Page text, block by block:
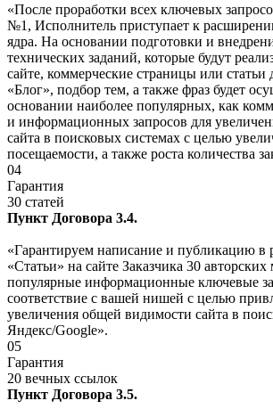
«После проработки всех ключевых
№1, Исполнитель приступает к
ядра. На основании подготовки и
технических заданий, которые будут
сайте, коммерческие страницы или статьи
«Блог», подбор тем, а также фраз будет
основании наиболее популярных, как
и информационных запросов для
сайта в поисковых системах с целью
посещаемости, а также роста количества
04
Гарантия
30 статей
Пункт Договора 3.4.
«Гарантируем написание и публикацию в
«Статьи» на сайте Заказчика 30 авторских
популярные информационные ключевые
соответствие с вашей нишей с целью
увеличения общей видимости сайта в
Яндекс/Google».
05
Гарантия
20 вечных ссылок
Пункт Договора 3.5.